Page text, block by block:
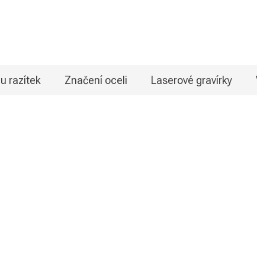
razítek Značení oceli Laserové gravírky